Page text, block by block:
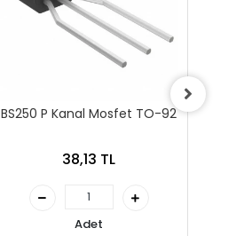
BS250 P Kanal Mosfet TO-92
38,13 TL
Adet